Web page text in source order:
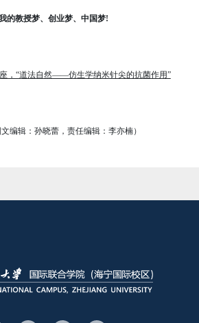
的教授梦、创业梦、中国梦!
，“道法自然——仿生学纳米针尖的抗菌作用”
编辑：孙晓蕾，责任编辑：李亦楠）